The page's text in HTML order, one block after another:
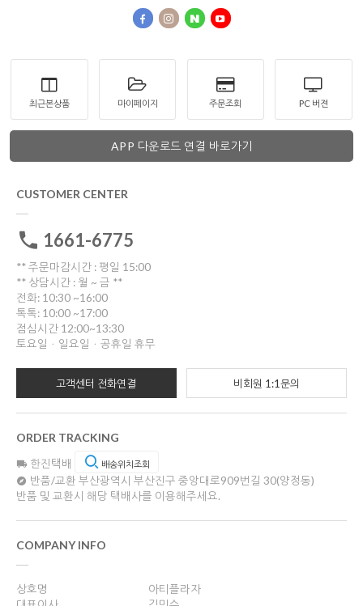
최근본상품 마이페이지 주문조회 PC 버젼
APP 다운로드 연결 바로가기
CUSTOMER CENTER
1661-6775
** 주문마감시간 : 평일 15:00
** 상담시간 : 월 ~ 금 **
전화: 10:30 ~16:00
톡톡: 10:00 ~17:00
점심시간 12:00~13:30
토요일ㆍ일요일ㆍ공휴일 휴무
고객센터 전화연결 비회원 1:1문의
ORDER TRACKING
한진택배 배송위치조회
반품/교환 부산광역시 부산진구 중앙대로909번길 30(양정동)
반품 및 교환시 해당 택배사를 이용해주세요.
COMPANY INFO
상호명
아티플라자